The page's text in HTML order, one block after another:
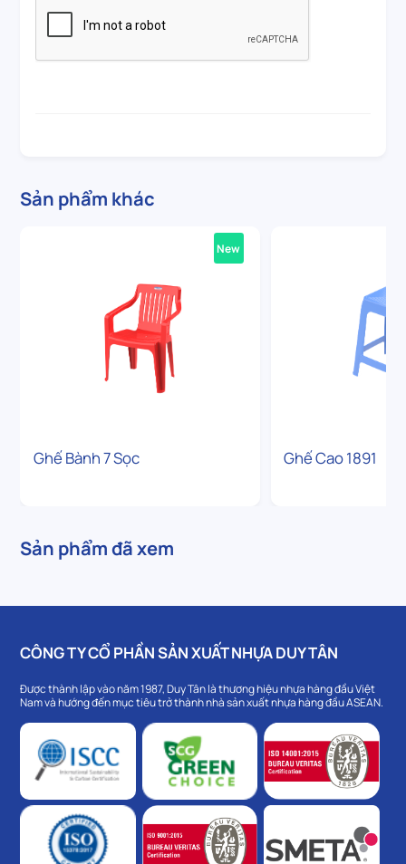
Sản phẩm khác
Ghế Bành 7 Sọc
New
Ghế Cao 1891
Sản phẩm đã xem
CÔNG TY CỔ PHẦN SẢN XUẤT NHỰA DUY TÂN
Được thành lập vào năm 1987, Duy Tân là thương hiệu nhựa hàng đầu Việt
Nam và hướng đến mục tiêu trở thành nhà sản xuất nhựa hàng đầu ASEAN.